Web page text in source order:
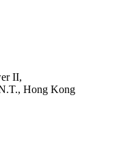
II,
Hong Kong